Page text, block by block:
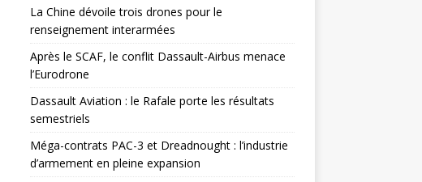
La Chine dévoile trois drones pour le
renseignement interarmées
Après le SCAF, le conflit Dassault-Airbus menace
l’Eurodrone
Dassault Aviation : le Rafale porte les résultats
semestriels
Méga-contrats PAC-3 et Dreadnought : l’industrie
d’armement en pleine expansion